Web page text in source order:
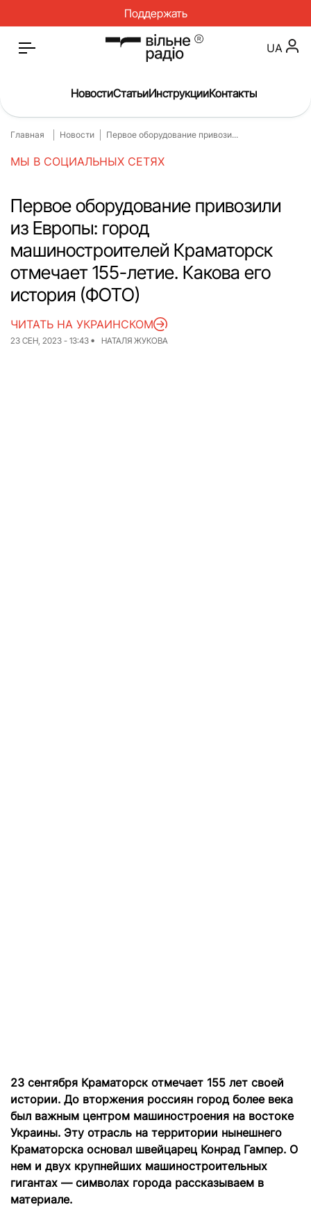
Поддержать
Главная
Новости
О нас
Инструкции
Спорт
Досье
Репортаж
Блог
Проекты
Команда
Авторы
UA
НовостиСтатьиИнструкцииКонтакты
Главная Новости Первое оборудование привози...
МЫ В СОЦИАЛЬНЫХ СЕТЯХ
Первое оборудование привозили
из Европы: город
машиностроителей Краматорск
отмечает 155-летие. Какова его
история (ФОТО)
23 СЕН, 2023 - 13:43 НАТАЛЯ ЖУКОВА
ЧИТАТЬ НА УКРАИНСКОМ
23 сентября Краматорск отмечает 155 лет своей
истории. До вторжения россиян город более века
был важным центром машиностроения на востоке
Украины. Эту отрасль на территории нынешнего
Краматорска основал швейцарец Конрад Гампер. О
нем и двух крупнейших машиностроительных
гигантах — символах города рассказываем в
материале.